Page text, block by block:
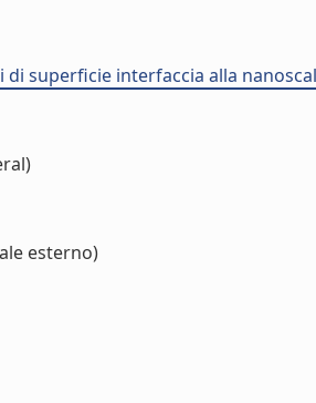
superficie interfaccia alla
esterno)